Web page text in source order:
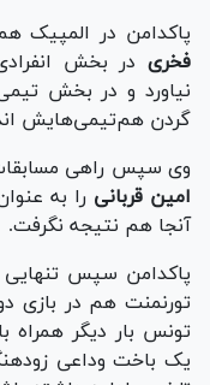
پاکدامن در المپیک
فخری در بخش
نیاورد و در بخش
گردن هم‌تیمی‌هایش
وی سپس راهی مسابقات
امین قربانی را به
آنجا هم نتیجه نگرفت.
پاکدامن سپس
تورنمنت هم در بازی
تونس بار دیگر همراه
یک باخت وداعی